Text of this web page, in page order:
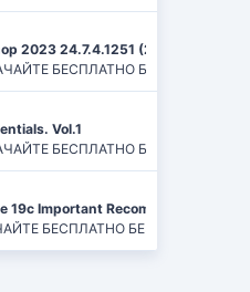
2023 24.7.4.1251 (2024) PC |
БЕСПЛАТНО БЕЗ
Vol.1
БЕСПЛАТНО БЕЗ
19c Important Recommended One-
БЕСПЛАТНО БЕЗ РЕГИСТРАЦИЙ